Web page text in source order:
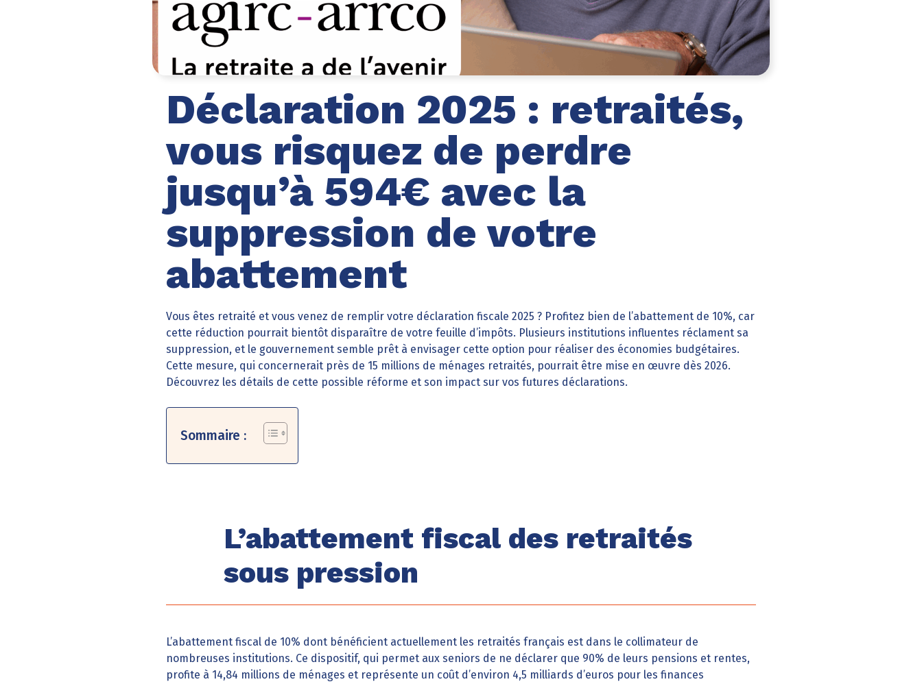
Déclaration 2025 : retraités,
vous risquez de perdre
jusqu’à 594€ avec la
suppression de votre
abattement
Vous êtes retraité et vous venez de remplir votre déclaration fiscale 2025 ? Profitez bien de l’abattement de 10%, car
cette réduction pourrait bientôt disparaître de votre feuille d’impôts. Plusieurs institutions influentes réclament sa
suppression, et le gouvernement semble prêt à envisager cette option pour réaliser des économies budgétaires.
Cette mesure, qui concernerait près de 15 millions de ménages retraités, pourrait être mise en œuvre dès 2026.
Découvrez les détails de cette possible réforme et son impact sur vos futures déclarations.
Sommaire :
L’abattement fiscal des retraités
sous pression
L’abattement fiscal de 10% dont bénéficient actuellement les retraités français est dans le collimateur de
nombreuses institutions. Ce dispositif, qui permet aux seniors de ne déclarer que 90% de leurs pensions et rentes,
profite à 14,84 millions de ménages et représente un coût d’environ 4,5 milliards d’euros pour les finances